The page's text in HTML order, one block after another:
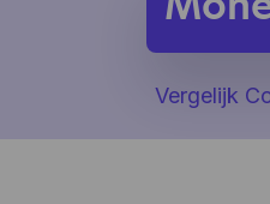
Vergelijk